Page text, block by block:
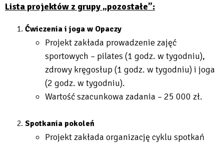
Lista projektów z grupy „pozostałe”:
Ćwiczenia i joga w Opaczy
Projekt zakłada prowadzenie zajęć
sportowych – pilates (1 godz. w tygodniu),
zdrowy kręgosłup (1 godz. w tygodniu) i joga
(2 godz. w tygodniu).
Wartość szacunkowa zadania – 25 000 zł.
Spotkania pokoleń
Projekt zakłada organizację cyklu spotkań